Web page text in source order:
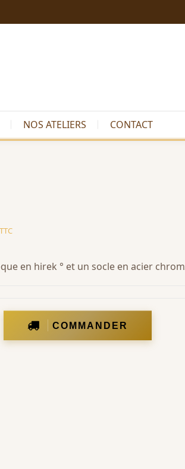
NOS ATELIERS CONTACT
TTC
en hirek ° et un socle en acier
COMMANDER